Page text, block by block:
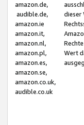
amazon.de,
audible.de,
amazon.ie
amazon.it,
amazon.nl,
amazon.pl,
amazon.es,
amazon.se,
amazon.co.uk,
audible.co.uk
dieser
Wert